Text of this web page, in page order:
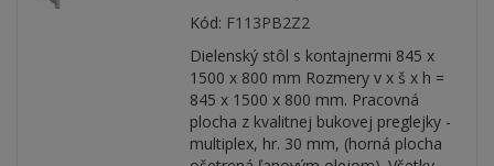
Kód: F113PB2Z2
Dielenský stôl s kontajnermi 845 x
1500 x 800 mm Rozmery v x š x h =
845 x 1500 x 800 mm. Pracovná
plocha z kvalitnej bukovej preglejky -
multiplex, hr. 30 mm, (horná plocha